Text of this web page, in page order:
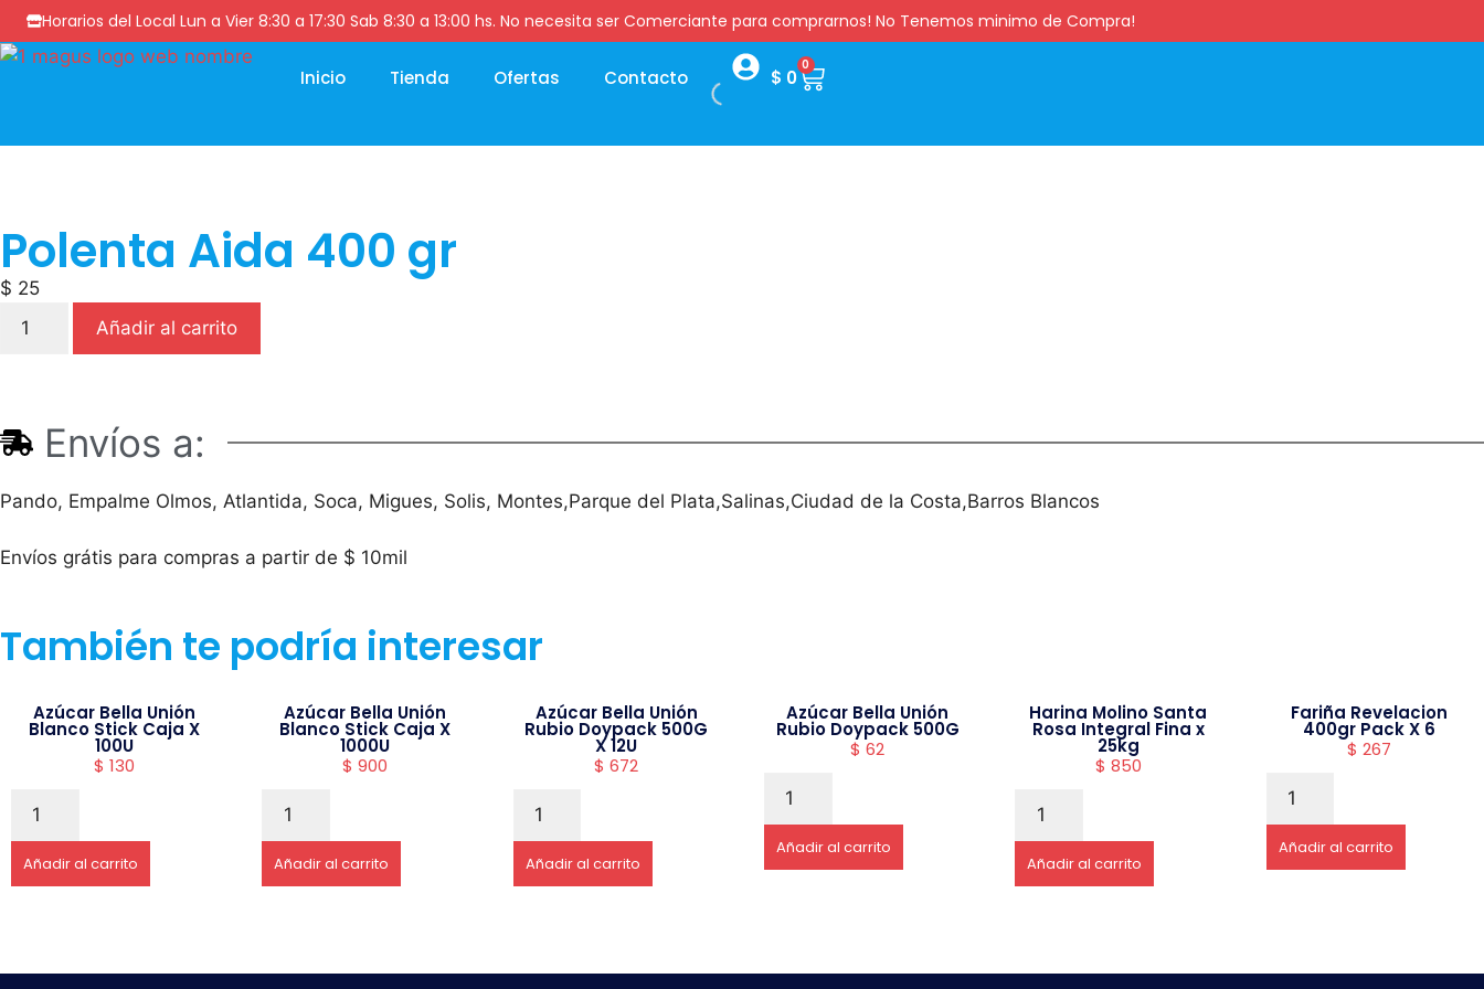
Horarios del Local Lun a Vier 8:30 a 17:30 Sab 8:30 a 13:00 hs. No necesita ser Comerciante para comprarnos! No Tenemos minimo de Compra!
Inicio Tienda Ofertas Contacto $ 0
0
Polenta Aida 400 gr
$ 25
Añadir al carrito
Envíos a:
Pando, Empalme Olmos, Atlantida, Soca, Migues, Solis, Montes,Parque del Plata,Salinas,Ciudad de la Costa,Barros Blancos
Envíos grátis para compras a partir de $ 10mil
También te podría interesar
Azúcar Bella Unión
Blanco Stick Caja X
100U
$ 130
Añadir al carrito
Azúcar Bella Unión
Blanco Stick Caja X
1000U
$ 900
Añadir al carrito
Azúcar Bella Unión
Rubio Doypack 500G
X 12U
$ 672
Añadir al carrito
Azúcar Bella Unión
Rubio Doypack 500G
$ 62
Añadir al carrito
Harina Molino Santa
Rosa Integral Fina x
25kg
$ 850
Añadir al carrito
Fariña Revelacion
400gr Pack X 6
$ 267
Añadir al carrito